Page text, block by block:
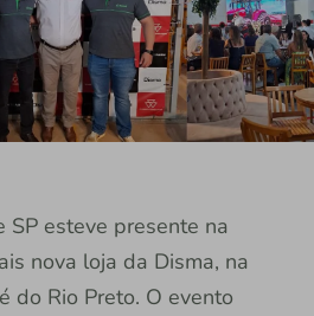
SP esteve presente na
nova loja da Disma, na
do Rio Preto. O evento